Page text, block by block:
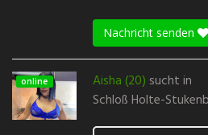
Nachricht senden
online Aisha (20) sucht in
Schloß Holte-